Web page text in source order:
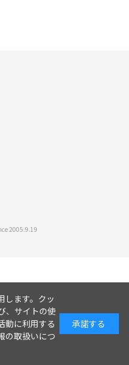
2005.9.19
します。クッ
、サイトの使
動に利用する
の取扱いにつ
承諾する